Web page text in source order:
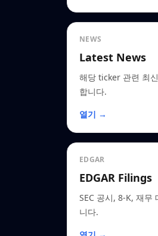
NEWS
Latest News
해당 ticker 관련 최
합니다.
열기 →
EDGAR
EDGAR Filings
SEC 공시, 8-K, 재무
니다.